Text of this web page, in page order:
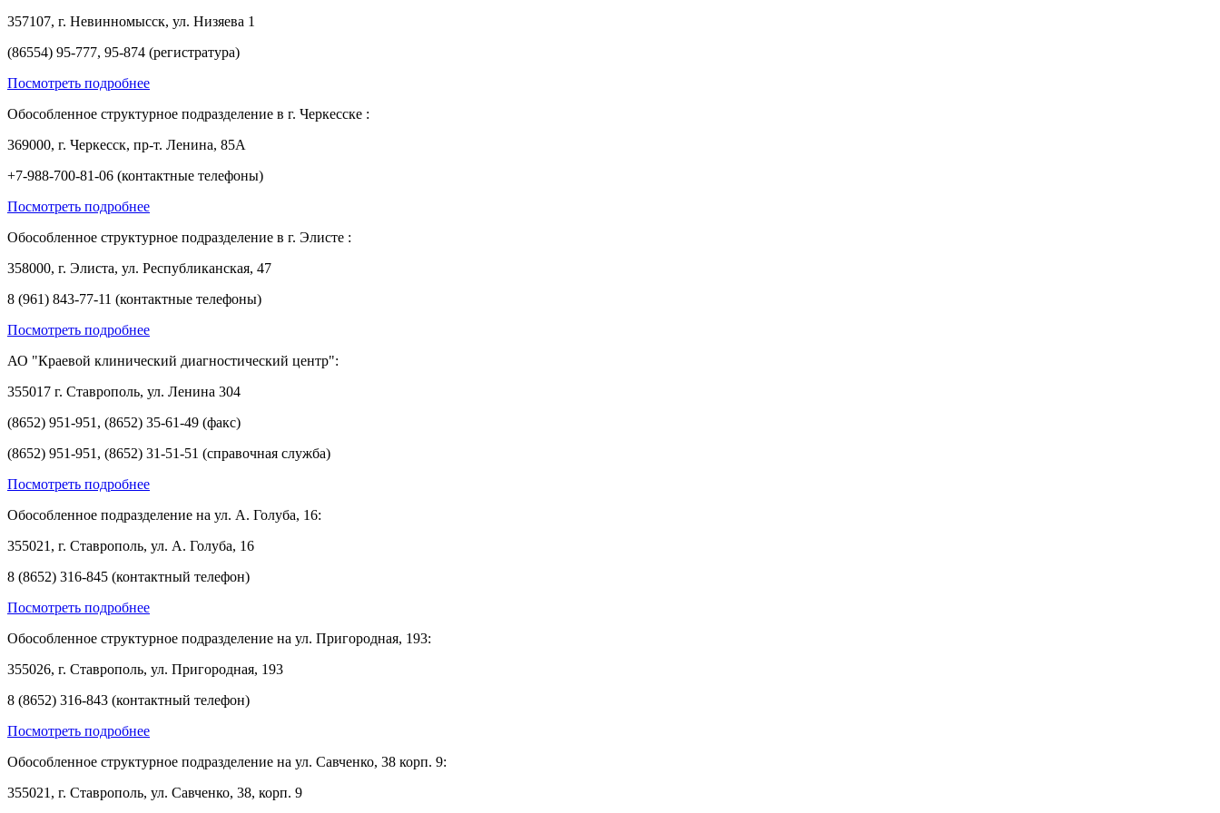
357107, г. Невинномысск, ул. Низяева 1
(86554) 95-777, 95-874 (регистратура)
Посмотреть подробнее
Обособленное структурное подразделение в г. Черкесске :
369000, г. Черкесск, пр-т. Ленина, 85А
+7-988-700-81-06 (контактные телефоны)
Посмотреть подробнее
Обособленное структурное подразделение в г. Элисте :
358000, г. Элиста, ул. Республиканская, 47
8 (961) 843-77-11 (контактные телефоны)
Посмотреть подробнее
АО "Краевой клинический диагностический центр":
355017 г. Ставрополь, ул. Ленина 304
(8652) 951-951, (8652) 35-61-49 (факс)
(8652) 951-951, (8652) 31-51-51 (справочная служба)
Посмотреть подробнее
Обособленное подразделение на ул. А. Голуба, 16:
355021, г. Ставрополь, ул. А. Голуба, 16
8 (8652) 316-845 (контактный телефон)
Посмотреть подробнее
Обособленное структурное подразделение на ул. Пригородная, 193:
355026, г. Ставрополь, ул. Пригородная, 193
8 (8652) 316-843 (контактный телефон)
Посмотреть подробнее
Обособленное структурное подразделение на ул. Савченко, 38 корп. 9:
355021, г. Ставрополь, ул. Савченко, 38, корп. 9